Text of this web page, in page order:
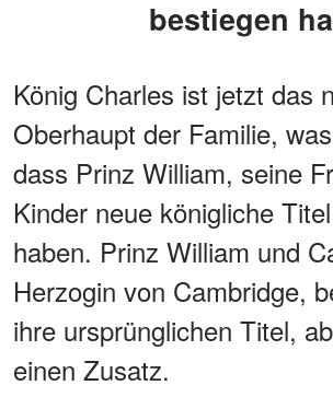
bestiegen
König Charles ist jetzt das
Oberhaupt der Familie,
dass Prinz William, seine
Kinder neue königliche
haben. Prinz William und
Herzogin von Cambridge,
ihre ursprünglichen Titel,
einen Zusatz.